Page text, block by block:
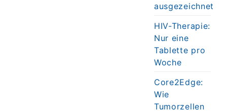
ausgezeichnet
HIV-Therapie:
Nur eine
Tablette pro
Woche
Core2Edge:
Wie
Tumorzellen